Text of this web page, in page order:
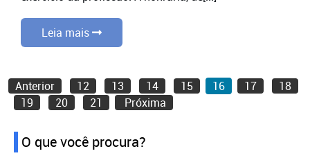
Leia mais
Anterior 12 13 14 15 16 17
18
19
20 21 Próxima
O que você procura?